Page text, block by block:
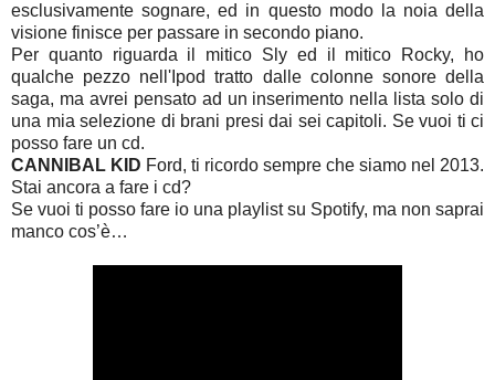
esclusivamente sognare, ed in questo modo la noia della
visione finisce per passare in secondo piano.
Per quanto riguarda il mitico Sly ed il mitico Rocky, ho
qualche pezzo nell'Ipod tratto dalle colonne sonore della
saga, ma avrei pensato ad un inserimento nella lista solo di
una mia selezione di brani presi dai sei capitoli. Se vuoi ti ci
posso fare un cd.
CANNIBAL KID Ford, ti ricordo sempre che siamo nel 2013.
Stai ancora a fare i cd?
Se vuoi ti posso fare io una playlist su Spotify, ma non saprai
manco cos’è…